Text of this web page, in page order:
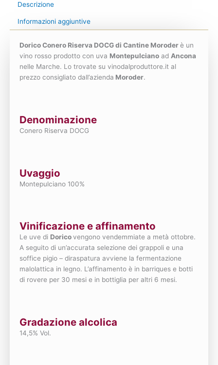
Descrizione
Informazioni aggiuntive
Dorico Conero Riserva DOCG di Cantine Moroderè un
vino rosso prodotto con uva Montepulciano ad Ancona
nelle Marche. Lo trovate su vinodalproduttore.it al
prezzo consigliato dall’azienda Moroder.
Denominazione
Conero Riserva DOCG
Uvaggio
Montepulciano 100%
Vinificazione e affinamento
Le uve di Doricovengono vendemmiate a metà ottobre.
A seguito di un’accurata selezione dei grappoli e una
soffice pigio – diraspatura avviene la fermentazione
malolattica in legno. L’affinamento è in barriques e botti
di rovere per 30 mesi e in bottiglia per altri 6 mesi.
Gradazione alcolica
14,5% Vol.